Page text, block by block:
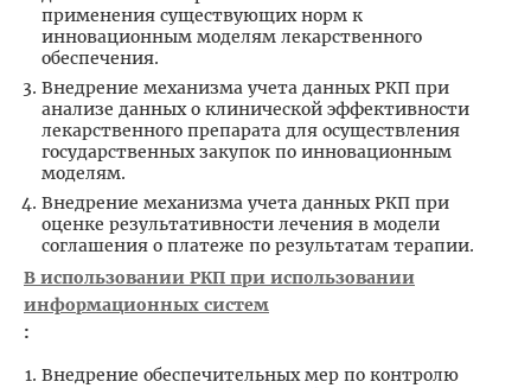
применения существующих норм к
инновационным моделям лекарственного
обеспечения.
Внедрение механизма учета данных РКП при
анализе данных о клинической эффективности
лекарственного препарата для осуществления
государственных закупок по инновационным
моделям.
Внедрение механизма учета данных РКП при
оценке результативности лечения в модели
соглашения о платеже по результатам терапии.
В использовании РКП при использовании
информационных систем
:
Внедрение обеспечительных мер по контролю